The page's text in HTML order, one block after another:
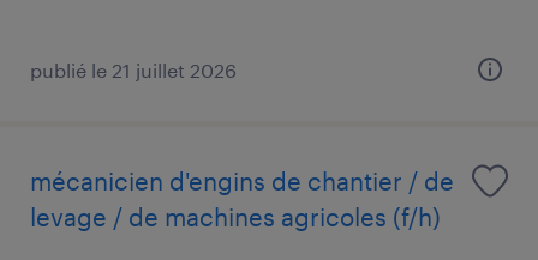
publié le 21 juillet 2026
mécanicien d'engins de chantier / de
levage / de machines agricoles (f/h)